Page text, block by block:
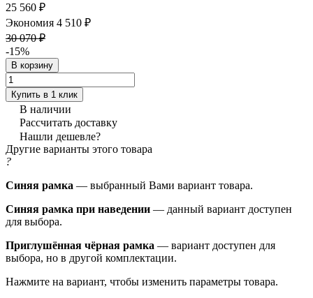
25 560 ₽
Экономия 4 510 ₽
30 070 ₽
-15%
В корзину
Купить в 1 клик
В наличии
Рассчитать доставку
Нашли дешевле?
Другие варианты этого товара
?
Синяя рамка — выбранный Вами вариант товара.
Синяя рамка при наведении — данный вариант доступен
для выбора.
Приглушённая чёрная рамка — вариант доступен для
выбора, но в другой комплектации.
Нажмите на вариант, чтобы изменить параметры товара.